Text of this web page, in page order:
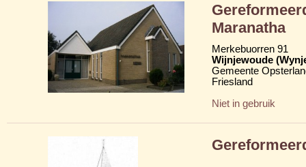
Maranatha
Merkebuorren 91
Wijnjewoude
Gemeente
Friesland
Niet in gebruik